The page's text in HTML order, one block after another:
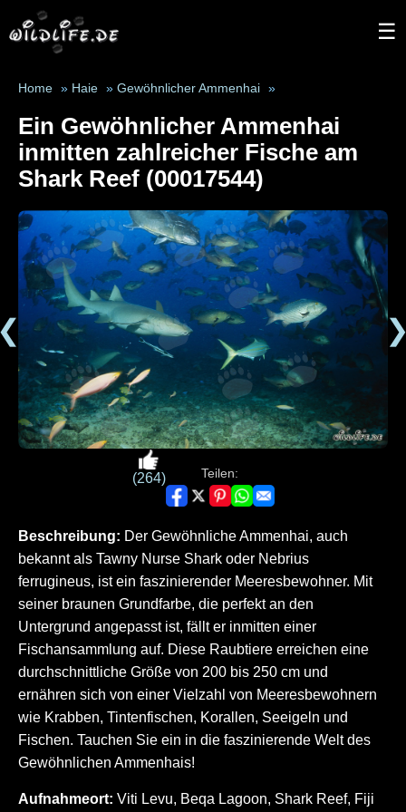
☰
Home » Haie » Gewöhnlicher Ammenhai »
Ein Gewöhnlicher Ammenhai
inmitten zahlreicher Fische am
Shark Reef (00017544)
(264) Teilen:
Beschreibung: Der Gewöhnliche Ammenhai, auch
bekannt als Tawny Nurse Shark oder Nebrius
ferrugineus, ist ein faszinierender Meeresbewohner. Mit
seiner braunen Grundfarbe, die perfekt an den
Untergrund angepasst ist, fällt er inmitten einer
Fischansammlung auf. Diese Raubtiere erreichen eine
durchschnittliche Größe von 200 bis 250 cm und
ernähren sich von einer Vielzahl von Meeresbewohnern
wie Krabben, Tintenfischen, Korallen, Seeigeln und
Fischen. Tauchen Sie ein in die faszinierende Welt des
Gewöhnlichen Ammenhais!
Aufnahmeort: Viti Levu, Beqa Lagoon, Shark Reef, Fiji